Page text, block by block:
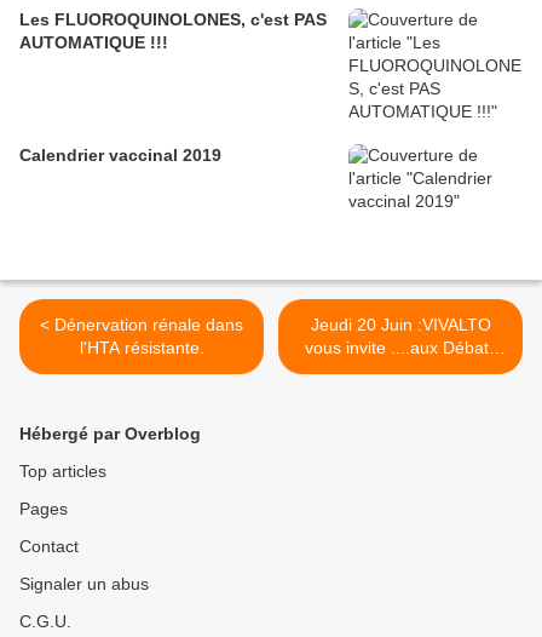
Les FLUOROQUINOLONES, c'est PAS
AUTOMATIQUE !!!
Calendrier vaccinal 2019
< Dénervation rénale dans
l'HTA résistante.
Jeudi 20 Juin :VIVALTO
vous invite ....aux Débats
Praticiens >
Hébergé par Overblog
Top articles
Pages
Contact
Signaler un abus
C.G.U.